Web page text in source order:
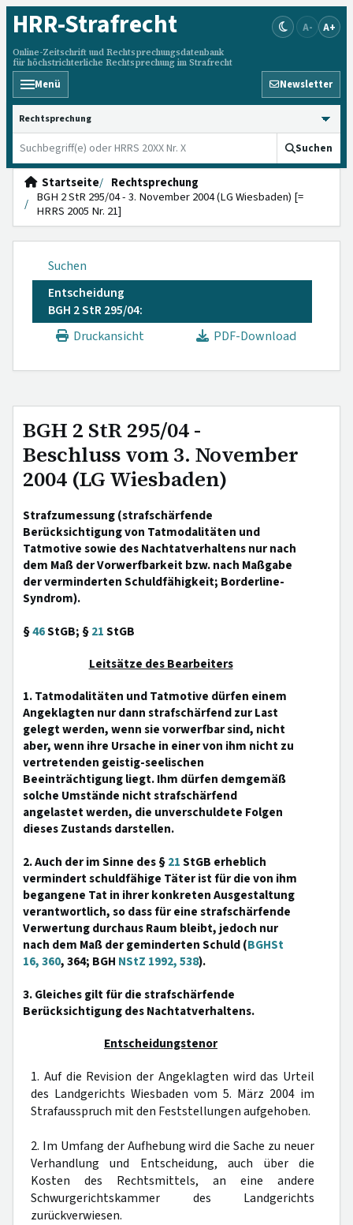
HRR-Strafrecht
Online-Zeitschrift und Rechtsprechungsdatenbank
für höchstrichterliche Rechtsprechung im Strafrecht
A- A+
Menü Newsletter
HRRS durchsuchen
Suchen
Startseite
Rechtsprechung
BGH 2 StR 295/04 - 3. November 2004 (LG Wiesbaden) [=
HRRS 2005 Nr. 21]
Suchen
Entscheidung
BGH 2 StR 295/04:
Druckansicht
PDF-Download
BGH 2 StR 295/04 -
Beschluss vom 3. November
2004 (LG Wiesbaden)
Strafzumessung (strafschärfende
Berücksichtigung von Tatmodalitäten und
Tatmotive sowie des Nachtatverhaltens nur nach
dem Maß der Vorwerfbarkeit bzw. nach Maßgabe
der verminderten Schuldfähigkeit; Borderline-
Syndrom).
§46StGB; §21StGB
Leitsätze des Bearbeiters
1. Tatmodalitäten und Tatmotive dürfen einem
Angeklagten nur dann strafschärfend zur Last
gelegt werden, wenn sie vorwerfbar sind, nicht
aber, wenn ihre Ursache in einer von ihm nicht zu
vertretenden geistig-seelischen
Beeinträchtigung liegt. Ihm dürfen demgemäß
solche Umstände nicht strafschärfend
angelastet werden, die unverschuldete Folgen
dieses Zustands darstellen.
2. Auch der im Sinne des §21StGB erheblich
vermindert schuldfähige Täter ist für die von ihm
begangene Tat in ihrer konkreten Ausgestaltung
verantwortlich, so dass für eine strafschärfende
Verwertung durchaus Raum bleibt, jedoch nur
nach dem Maß der geminderten Schuld (BGHSt
16, 360, 364; BGH NStZ 1992, 538).
3. Gleiches gilt für die strafschärfende
Berücksichtigung des Nachtatverhaltens.
Entscheidungstenor
1. Auf die Revision der Angeklagten wird das Urteil
des Landgerichts Wiesbaden vom 5. März 2004 im
Strafausspruch mit den Feststellungen aufgehoben.
2. Im Umfang der Aufhebung wird die Sache zu neuer
Verhandlung und Entscheidung, auch über die
Kosten des Rechtsmittels, an eine andere
Schwurgerichtskammer des Landgerichts
zurückverwiesen.